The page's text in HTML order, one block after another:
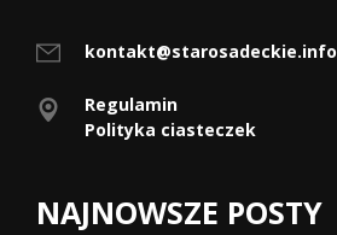
kontakt@starosadeckie.info
Regulamin
Polityka ciasteczek
NAJNOWSZE POSTY